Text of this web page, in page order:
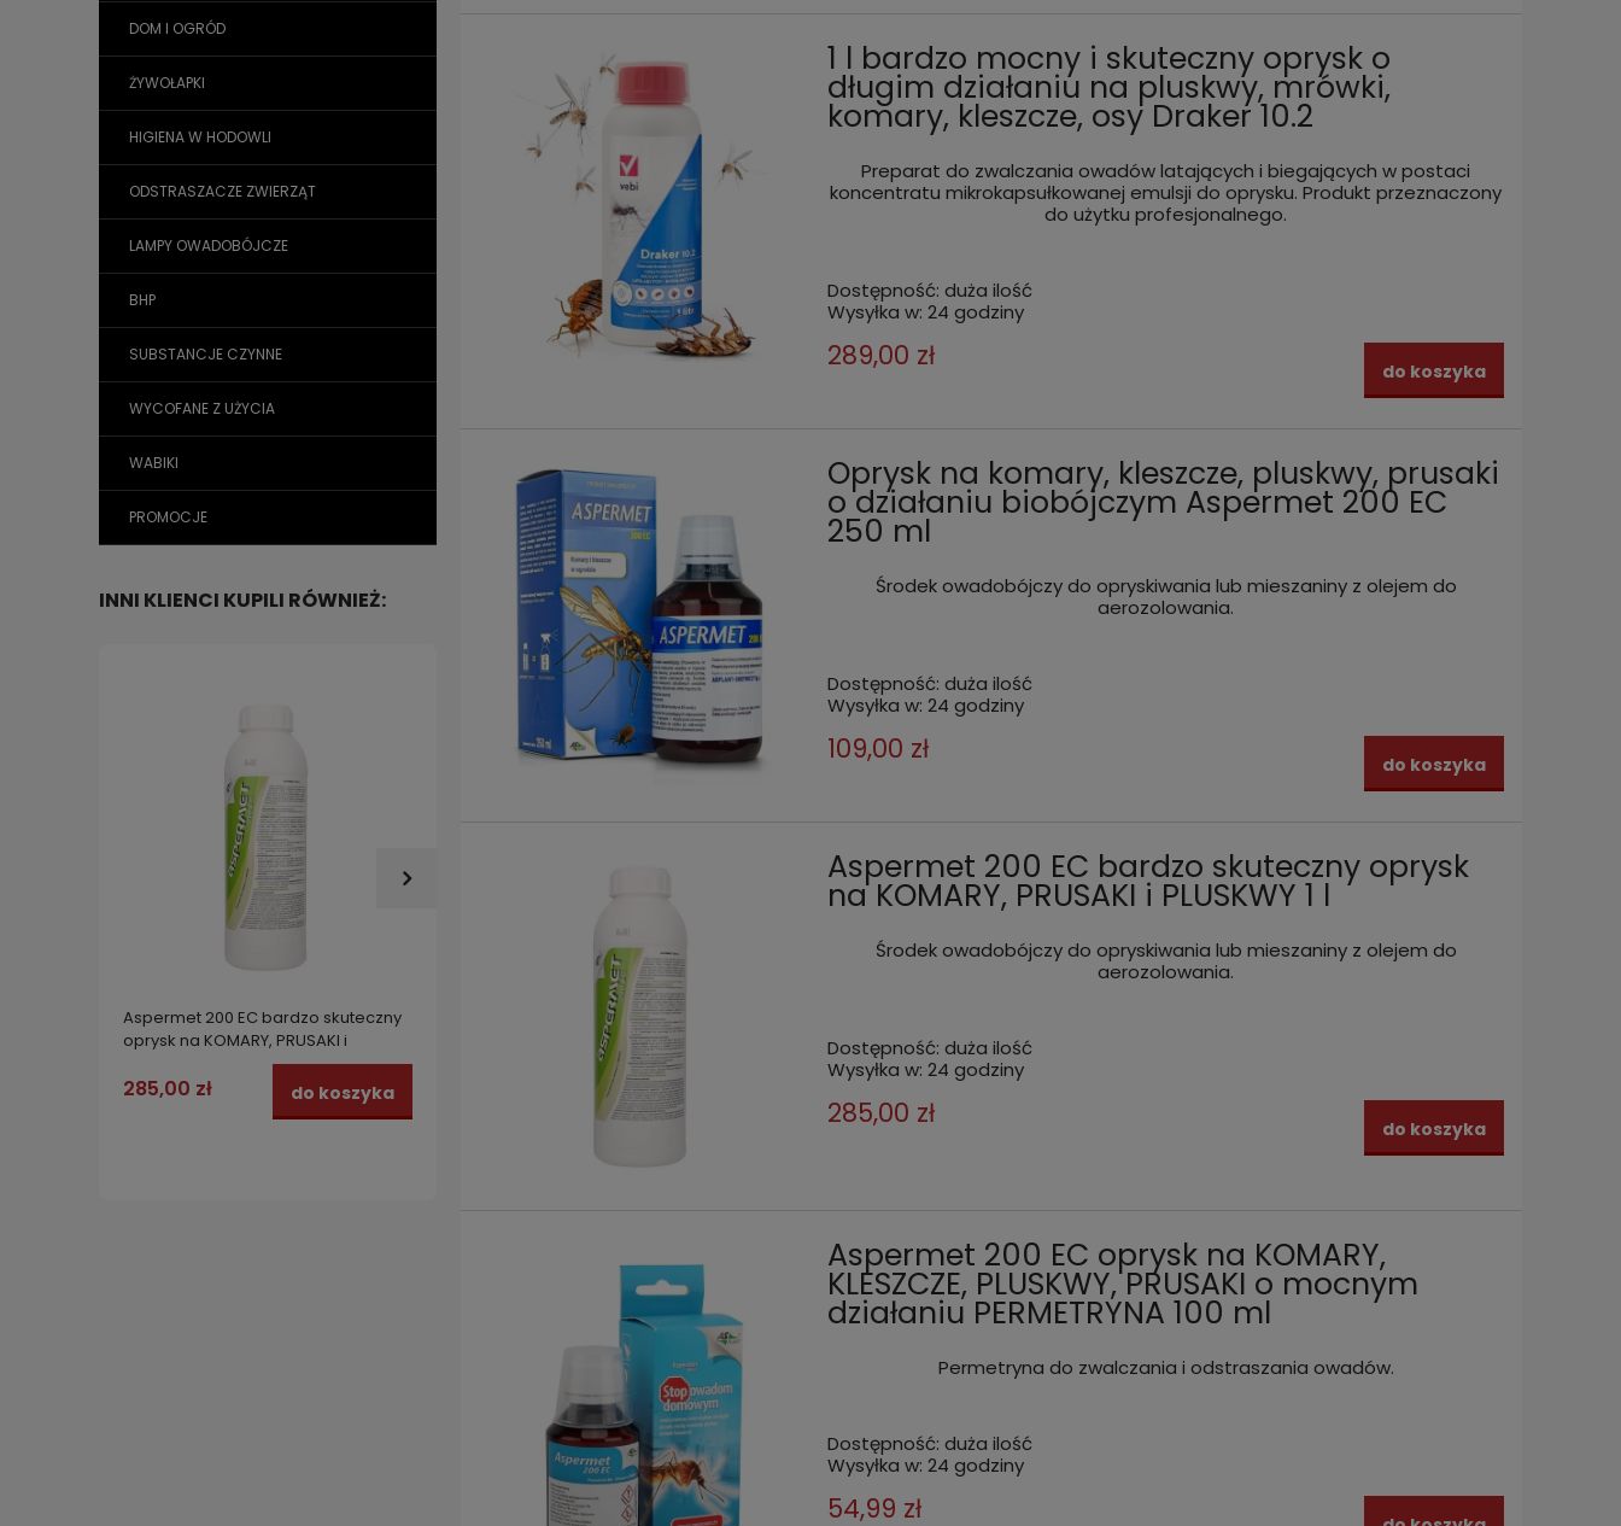
DOM I OGRÓD
ŻYWOŁAPKI
HIGIENA W HODOWLI
ODSTRASZACZE ZWIERZĄT
LAMPY OWADOBÓJCZE
BHP
SUBSTANCJE CZYNNE
WYCOFANE Z UŻYCIA
WABIKI
PROMOCJE
INNI KLIENCI KUPILI RÓWNIEŻ:
Aspermet 200 EC bardzo skuteczny
oprysk na KOMARY, PRUSAKI i
285,00 zł do koszyka
Oprysk na muchy, meszki, mrówki
BEST PENTA LIGHT 50 ml
do koszyka
prusaki, karaluchy, mrówki FORTECA
100 ml
64,99 zł
1 l bardzo mocny i skuteczny oprysk o
długim działaniu na pluskwy, mrówki,
komary, kleszcze, osy Draker 10.2
Preparat do zwalczania owadów latających i biegających w postaci
koncentratu mikrokapsułkowanej emulsji do oprysku. Produkt przeznaczony
do użytku profesjonalnego.
Dostępność: duża ilość
Wysyłka w: 24 godziny
289,00 zł do koszyka
Oprysk na komary, kleszcze, pluskwy, prusaki
o działaniu biobójczym Aspermet 200 EC
250 ml
Środek owadobójczy do opryskiwania lub mieszaniny z olejem do
aerozolowania.
Dostępność: duża ilość
Wysyłka w: 24 godziny
109,00 zł do koszyka
Aspermet 200 EC bardzo skuteczny oprysk
na KOMARY, PRUSAKI i PLUSKWY 1 l
Środek owadobójczy do opryskiwania lub mieszaniny z olejem do
aerozolowania.
Dostępność: duża ilość
Wysyłka w: 24 godziny
285,00 zł do koszyka
Aspermet 200 EC oprysk na KOMARY,
KLESZCZE, PLUSKWY, PRUSAKI o mocnym
działaniu PERMETRYNA 100 ml
Permetryna do zwalczania i odstraszania owadów.
Dostępność: duża ilość
Wysyłka w: 24 godziny
54,99 zł